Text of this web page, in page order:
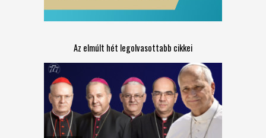
Az elmúlt hét legolvasottabb cikkei